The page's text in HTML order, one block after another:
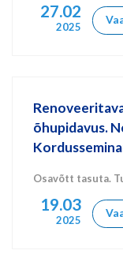
27.02
2025
õhupidavus.
Osavõtt tasuta.
19.03
2025